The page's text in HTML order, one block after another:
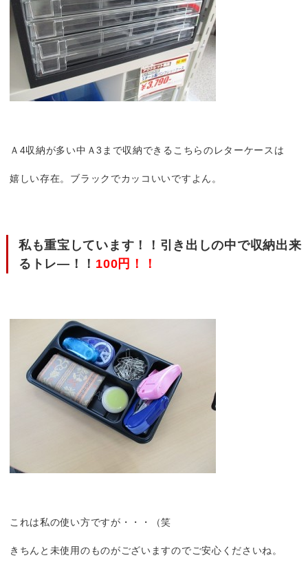
Ａ4収納が多い中Ａ3まで収納できるこちらのレターケースは
嬉しい存在。ブラックでカッコいいですよん。
私も重宝しています！！引き出しの中で収納出来
るトレ―！！ 100円！！
これは私の使い方ですが・・・（笑
きちんと未使用のものがございますのでご安心くださいね。